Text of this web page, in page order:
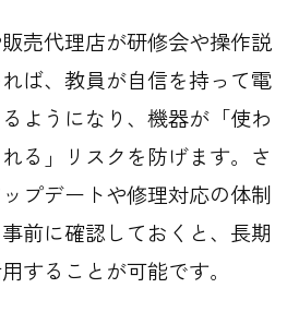
売代理店が研修会や操作説
ば、教員が自信を持って電
ようになり、機器が「使わ
る」リスクを防げます。さ
プデートや修理対応の体制
前に確認しておくと、長期
することが可能です。